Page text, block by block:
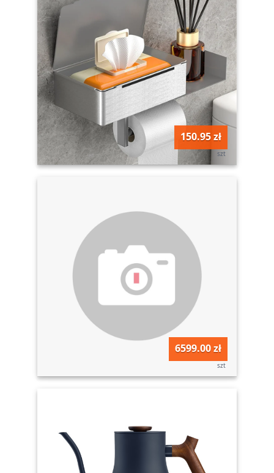
150.95 zł
szt
6599.00 zł
szt